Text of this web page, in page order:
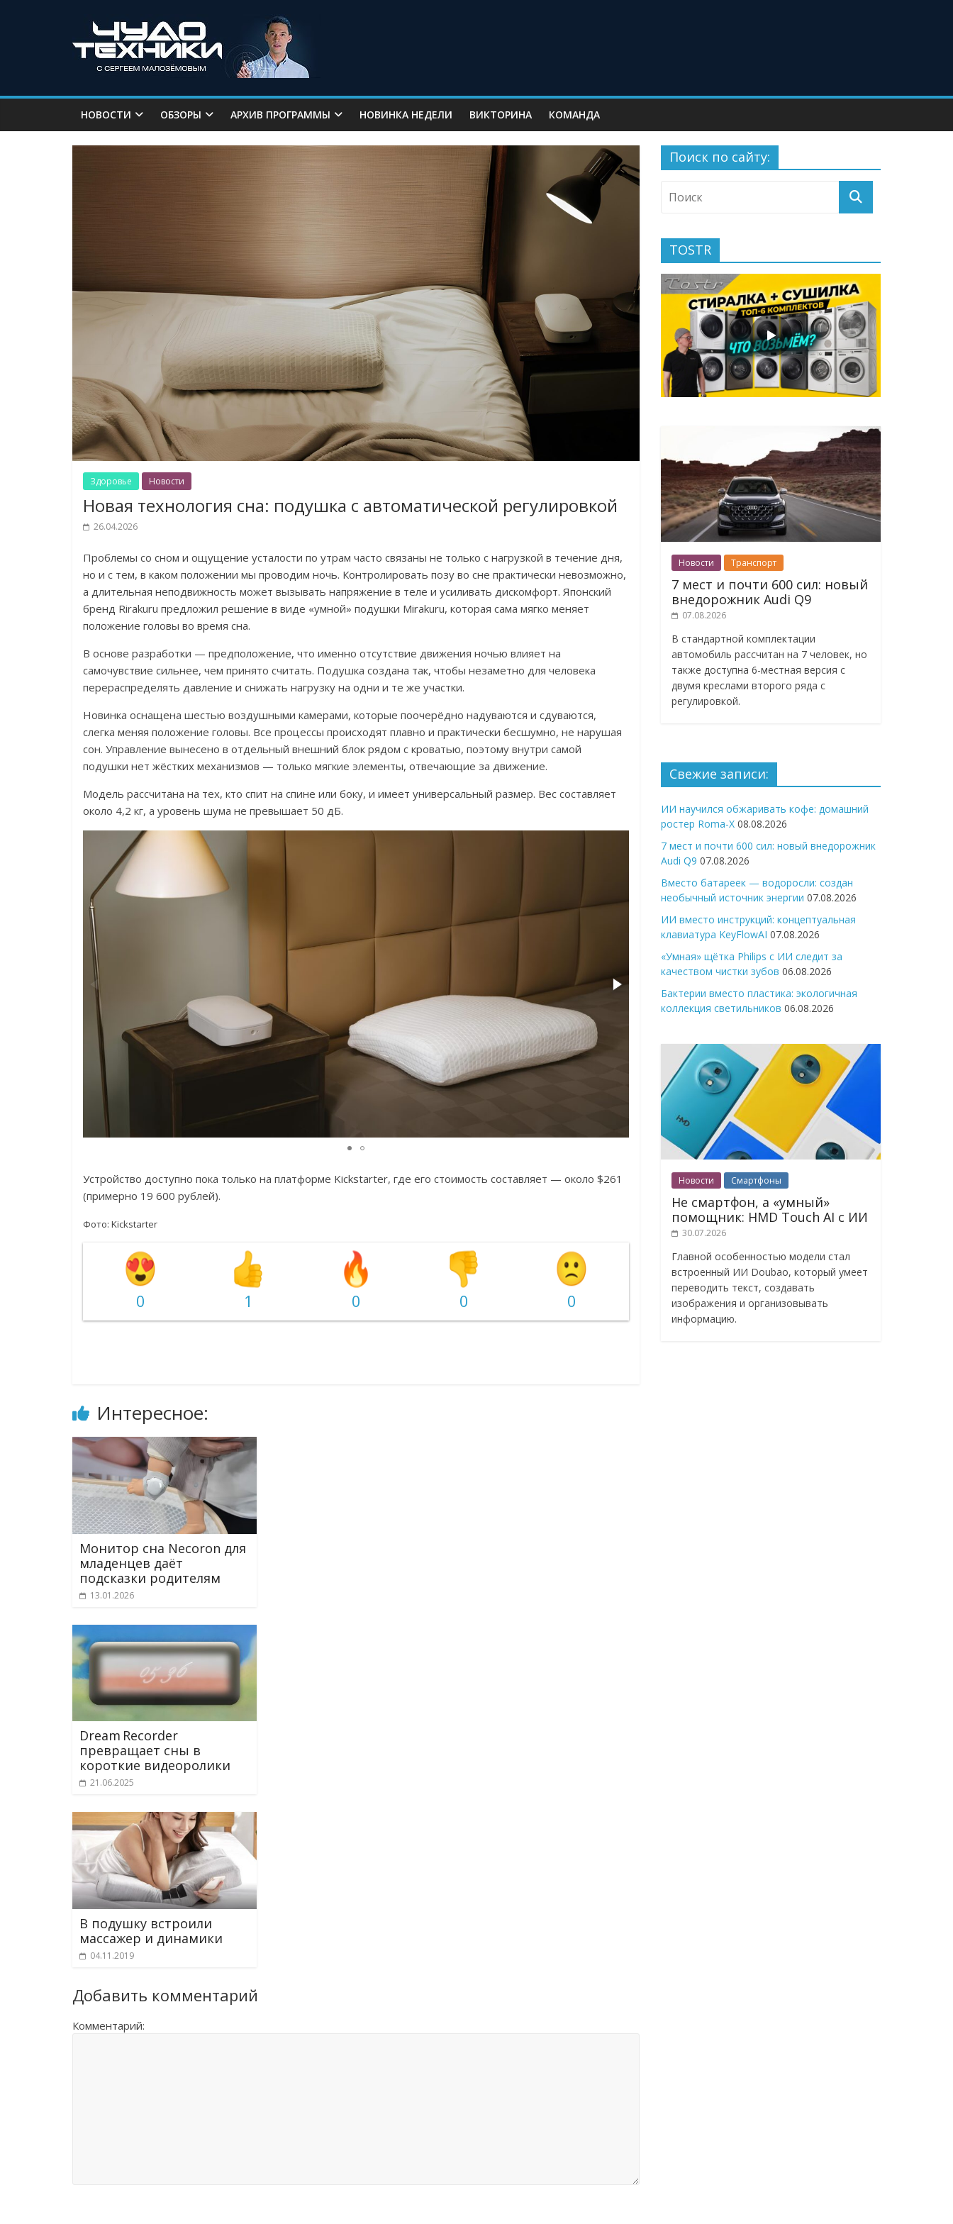
НОВОСТИ ОБЗОРЫ АРХИВ ПРОГРАММЫ НОВИНКА НЕДЕЛИ ВИКТОРИНА КОМАНДА
Здоровье Новости
Новая технология сна: подушка с автоматической регулировкой
26.04.2026
Проблемы со сном и ощущение усталости по утрам часто связаны не только с нагрузкой в течение дня,
но и с тем, в каком положении мы проводим ночь. Контролировать позу во сне практически невозможно,
а длительная неподвижность может вызывать напряжение в теле и усиливать дискомфорт. Японский
бренд Rirakuru предложил решение в виде «умной» подушки Mirakuru, которая сама мягко меняет
положение головы во время сна.
В основе разработки — предположение, что именно отсутствие движения ночью влияет на
самочувствие сильнее, чем принято считать. Подушка создана так, чтобы незаметно для человека
перераспределять давление и снижать нагрузку на одни и те же участки.
Новинка оснащена шестью воздушными камерами, которые поочерёдно надуваются и сдуваются,
слегка меняя положение головы. Все процессы происходят плавно и практически бесшумно, не нарушая
сон. Управление вынесено в отдельный внешний блок рядом с кроватью, поэтому внутри самой
подушки нет жёстких механизмов — только мягкие элементы, отвечающие за движение.
Модель рассчитана на тех, кто спит на спине или боку, и имеет универсальный размер. Вес составляет
около 4,2 кг, а уровень шума не превышает 50 дБ.
Устройство доступно пока только на платформе Kickstarter, где его стоимость составляет — около $261
(примерно 19 600 рублей).
Фото: Kickstarter
0 1 0 0 0
Интересное:
Монитор сна Necoron для
младенцев даёт
подсказки родителям
13.01.2026
Dream Recorder
превращает сны в
короткие видеоролики
21.06.2025
В подушку встроили
массажер и динамики
04.11.2019
Добавить комментарий
Комментарий:
Поиск по сайту:
TOSTR
Новости Транспорт
7 мест и почти 600 сил: новый
внедорожник Audi Q9
07.08.2026
В стандартной комплектации
автомобиль рассчитан на 7 человек, но
также доступна 6-местная версия с
двумя креслами второго ряда с
регулировкой.
Свежие записи:
ИИ научился обжаривать кофе: домашний
ростер Roma-X 08.08.2026
7 мест и почти 600 сил: новый внедорожник
Audi Q9 07.08.2026
Вместо батареек — водоросли: создан
необычный источник энергии 07.08.2026
ИИ вместо инструкций: концептуальная
клавиатура KeyFlowAI 07.08.2026
«Умная» щётка Philips с ИИ следит за
качеством чистки зубов 06.08.2026
Бактерии вместо пластика: экологичная
коллекция светильников 06.08.2026
Новости Смартфоны
Не смартфон, а «умный»
помощник: HMD Touch AI с ИИ
30.07.2026
Главной особенностью модели стал
встроенный ИИ Doubao, который умеет
переводить текст, создавать
изображения и организовывать
информацию.